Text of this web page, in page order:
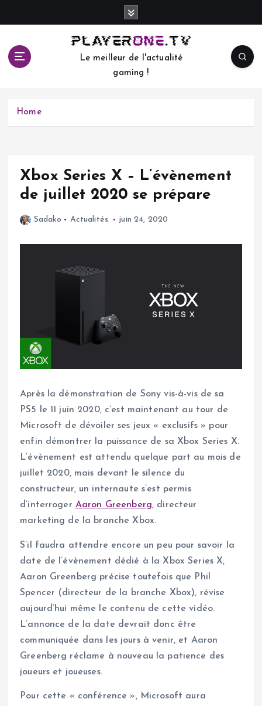
c
Le meilleur de l'actualité
gaming !
Home
Xbox Series X – L’évènement
de juillet 2020 se prépare
Sadako Actualités juin 24, 2020
Après la démonstration de Sony vis-à-vis de sa
PS5 le 11 juin 2020, c’est maintenant au tour de
Microsoft de dévoiler ses jeux « exclusifs » pour
enfin démontrer la puissance de sa Xbox Series X.
L’évènement est attendu quelque part au mois de
juillet 2020, mais devant le silence du
constructeur, un internaute s’est permis
d’interroger Aaron Greenberg, directeur
marketing de la branche Xbox.
S’il faudra attendre encore un peu pour savoir la
date de l’évènement dédié à la Xbox Series X,
Aaron Greenberg précise toutefois que Phil
Spencer (directeur de la branche Xbox), révise
aujourd’hui même le contenu de cette vidéo.
L’annonce de la date devrait donc être
communiquée dans les jours à venir, et Aaron
Greenberg réclame à nouveau la patience des
joueurs et joueuses.
Pour cette « conférence », Microsoft aura